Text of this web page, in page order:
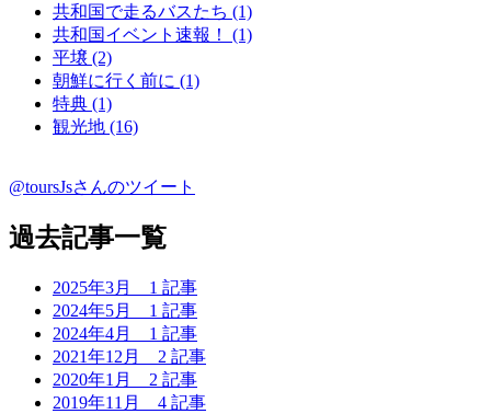
共和国で走るバスたち (1)
共和国イベント速報！ (1)
平壌 (2)
朝鮮に行く前に (1)
特典 (1)
観光地 (16)
@toursJsさんのツイート
過去記事一覧
2025年3月 1 記事
2024年5月 1 記事
2024年4月 1 記事
2021年12月 2 記事
2020年1月 2 記事
2019年11月 4 記事